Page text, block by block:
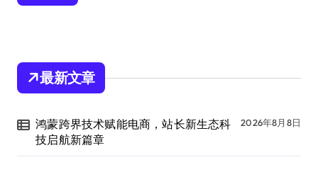
最新文章
鸿蒙跨界技术赋能电商，站长新生态科
技启航新篇章
2026年8月8日